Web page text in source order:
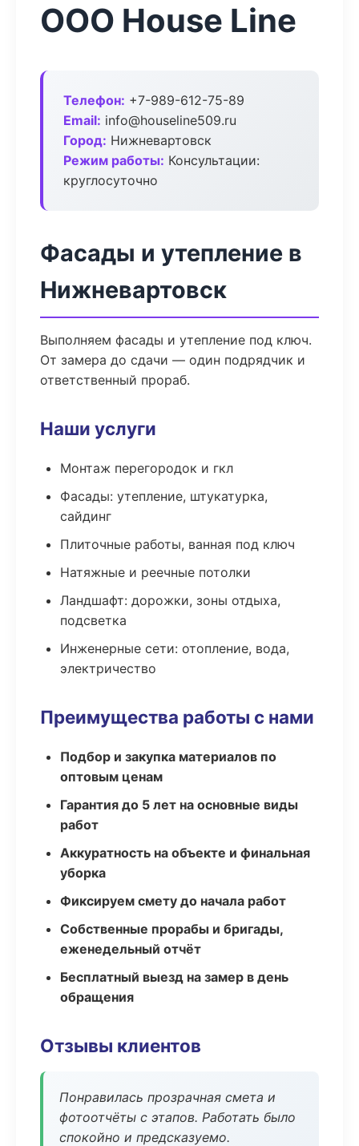
ООО House Line
Телефон: +7-989-612-75-89
Email: info@houseline509.ru
Город: Нижневартовск
Режим работы: Консультации:
круглосуточно
Фасады и утепление в
Нижневартовск
Выполняем фасады и утепление под ключ.
От замера до сдачи — один подрядчик и
ответственный прораб.
Наши услуги
Монтаж перегородок и гкл
Фасады: утепление, штукатурка,
сайдинг
Плиточные работы, ванная под ключ
Натяжные и реечные потолки
Ландшафт: дорожки, зоны отдыха,
подсветка
Инженерные сети: отопление, вода,
электричество
Преимущества работы с нами
Подбор и закупка материалов по
оптовым ценам
Гарантия до 5 лет на основные виды
работ
Аккуратность на объекте и финальная
уборка
Фиксируем смету до начала работ
Собственные прорабы и бригады,
еженедельный отчёт
Бесплатный выезд на замер в день
обращения
Отзывы клиентов
Понравилась прозрачная смета и
фотоотчёты с этапов. Работать было
спокойно и предсказуемо.